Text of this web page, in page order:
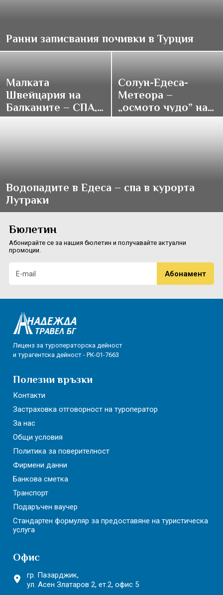
Ранни записвания почивки в Турция
Малката
Швейцария на
Балканите – СПА,
традиции и купон
Солун-Едеса-
Метеора –
„осмото чудо” на
върха на света
Водопадите в Едеса – спа в курорта
Лутраки
Бюлетин
Абонирайте се за нашия бюлетин и получавайте актуални
промоции.
Лиценз за туроператорска дейност
и турагентска дейност - РК-01-7663
Полезни връзки
Контакти
Застраховка отговорност на туроператор
За нас
Общи условия
Политика за поверителност
Фирмени данни
Банкова сметка
Транспорт
Подаръчен ваучер
Стандартен формуляр за предоставяне на туристическа
услуга
Офис
гр. Пазарджик,
ул. Асен Златаров 2, ет.2, офис 5